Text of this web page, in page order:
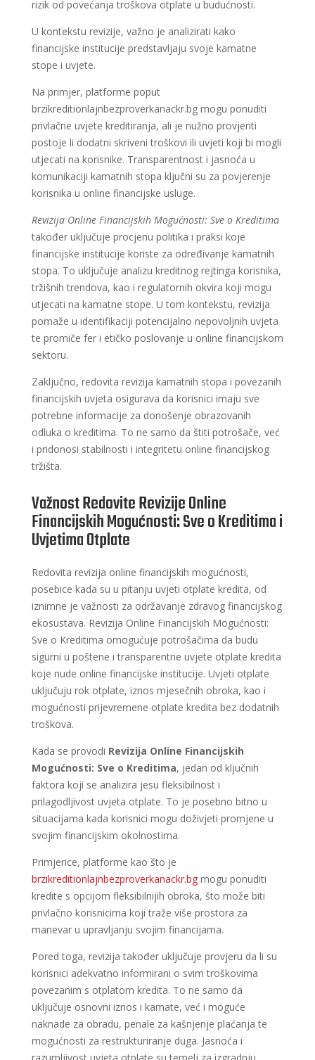
rizik od povećanja troškova otplate u budućnosti.
U kontekstu revizije, važno je analizirati kako
financijske institucije predstavljaju svoje kamatne
stope i uvjete.
Na primjer, platforme poput
brzikreditionlajnbezproverkanackr.bg mogu ponuditi
privlačne uvjete kreditiranja, ali je nužno provjeriti
postoje li dodatni skriveni troškovi ili uvjeti koji bi mogli
utjecati na korisnike. Transparentnost i jasnoća u
komunikaciji kamatnih stopa ključni su za povjerenje
korisnika u online financijske usluge.
Revizija Online Financijskih Mogućnosti: Sve o Kreditima
također uključuje procjenu politika i praksi koje
financijske institucije koriste za određivanje kamatnih
stopa. To uključuje analizu kreditnog rejtinga korisnika,
tržišnih trendova, kao i regulatornih okvira koji mogu
utjecati na kamatne stope. U tom kontekstu, revizija
pomaže u identifikaciji potencijalno nepovoljnih uvjeta
te promiče fer i etičko poslovanje u online financijskom
sektoru.
Zaključno, redovita revizija kamatnih stopa i povezanih
financijskih uvjeta osigurava da korisnici imaju sve
potrebne informacije za donošenje obrazovanih
odluka o kreditima. To ne samo da štiti potrošače, već
i pridonosi stabilnosti i integritetu online financijskog
tržišta.
Važnost Redovite Revizije Online
Financijskih Mogućnosti: Sve o Kreditima i
Uvjetima Otplate
Redovita revizija online financijskih mogućnosti,
posebice kada su u pitanju uvjeti otplate kredita, od
iznimne je važnosti za održavanje zdravog financijskog
ekosustava. Revizija Online Financijskih Mogućnosti:
Sve o Kreditima omogućuje potrošačima da budu
sigurni u poštene i transparentne uvjete otplate kredita
koje nude online financijske institucije. Uvjeti otplate
uključuju rok otplate, iznos mjesečnih obroka, kao i
mogućnosti prijevremene otplate kredita bez dodatnih
troškova.
Kada se provodi Revizija Online Financijskih
Mogućnosti: Sve o Kreditima, jedan od ključnih
faktora koji se analizira jesu fleksibilnost i
prilagodljivost uvjeta otplate. To je posebno bitno u
situacijama kada korisnici mogu doživjeti promjene u
svojim financijskim okolnostima.
Primjerice, platforme kao što je
brzikreditionlajnbezproverkanackr.bgmogu ponuditi
kredite s opcijom fleksibilnijih obroka, što može biti
privlačno korisnicima koji traže više prostora za
manevar u upravljanju svojim financijama.
Pored toga, revizija također uključuje provjeru da li su
korisnici adekvatno informirani o svim troškovima
povezanim s otplatom kredita. To ne samo da
uključuje osnovni iznos i kamate, već i moguće
naknade za obradu, penale za kašnjenje plaćanja te
mogućnosti za restrukturiranje duga. Jasnoća i
razumljivost uvjeta otplate su temelj za izgradnju